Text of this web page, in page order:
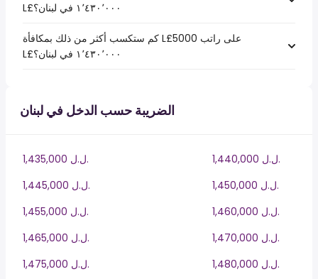
كم ستكسب أكثر من ذلك بمكافأة L£5000 على راتب
الضريبة حسب الدخل في لبنان
1,435,000 ل.ل.‎
1,440,000 ل.ل.‎
1,445,000 ل.ل.‎
1,450,000 ل.ل.‎
1,455,000 ل.ل.‎
1,460,000 ل.ل.‎
1,465,000 ل.ل.‎
1,470,000 ل.ل.‎
1,475,000 ل.ل.‎
1,480,000 ل.ل.‎